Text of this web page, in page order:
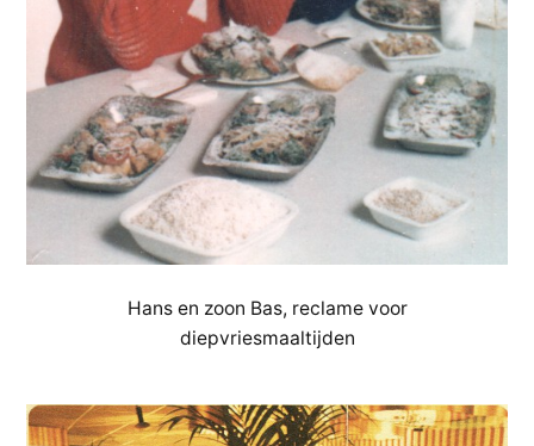
Hans en zoon Bas, reclame voor
diepvriesmaaltijden